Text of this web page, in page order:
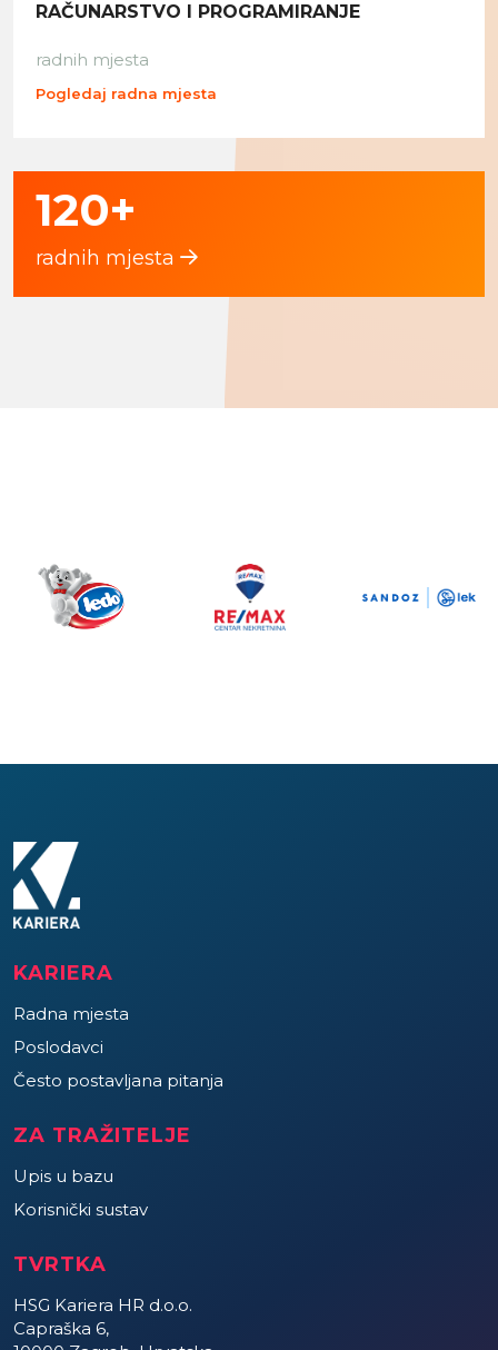
RAČUNARSTVO I PROGRAMIRANJE
radnih mjesta
Pogledaj radna mjesta
120+
radnih mjesta
KARIERA
Radna mjesta
Poslodavci
Često postavljana pitanja
ZA TRAŽITELJE
Upis u bazu
Korisnički sustav
TVRTKA
HSG Kariera HR d.o.o.
Capraška 6,